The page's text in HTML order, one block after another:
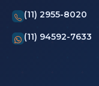
(11) 2955-8020
(11) 94592-7633